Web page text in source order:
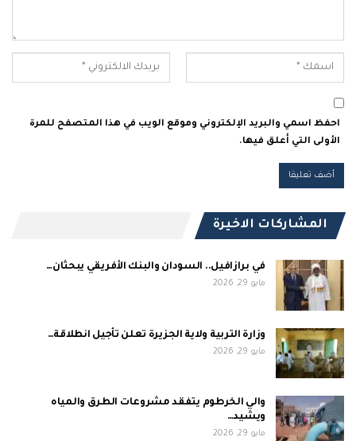
احفظ اسمي والبريد الإلكتروني وموقع الويب في هذا المتصفح للمرة
الأولى التي أعلق فيها.
المشاركات الاخيرة
في برازافيل.. السودان والبنك الأفريقي يبحثان…
مايو 29, 2026
وزارة التربية ولاية الجزيرة تعلن تأجيل انطلاقة…
مايو 29, 2026
والي الخرطوم يتفقد مشروعات الطرق والمياه
ويشيد…
مايو 29, 2026